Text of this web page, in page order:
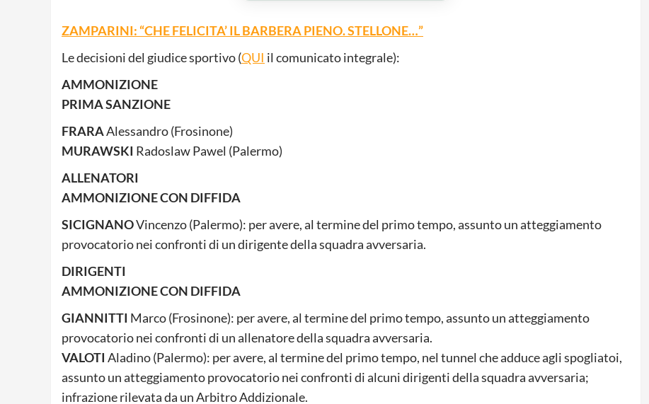
ZAMPARINI: “CHE FELICITA’ IL BARBERA PIENO. STELLONE…”
Le decisioni del giudice sportivo (QUI il comunicato integrale):
AMMONIZIONE
PRIMA SANZIONE
FRARAAlessandro (Frosinone)
MURAWSKI Radoslaw Pawel (Palermo)
ALLENATORI
AMMONIZIONE CON DIFFIDA
SICIGNANOVincenzo (Palermo): per avere, al termine del primo tempo, assunto un atteggiamento
provocatorio nei confronti di un dirigente della squadra avversaria.
DIRIGENTI
AMMONIZIONE CON DIFFIDA
GIANNITTI Marco (Frosinone): per avere, al termine del primo tempo, assunto un atteggiamento
provocatorio nei confronti di un allenatore della squadra avversaria.
VALOTI Aladino (Palermo): per avere, al termine del primo tempo, nel tunnel che adduce agli spogliatoi,
assunto un atteggiamento provocatorio nei confronti di alcuni dirigenti della squadra avversaria;
infrazione rilevata da un Arbitro Addizionale.